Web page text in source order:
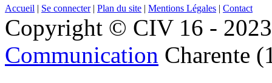
Accueil | Se connecter| Plan du site | Mentions Légales | Contact
Copyright © CIV 16 -
Communication Charente